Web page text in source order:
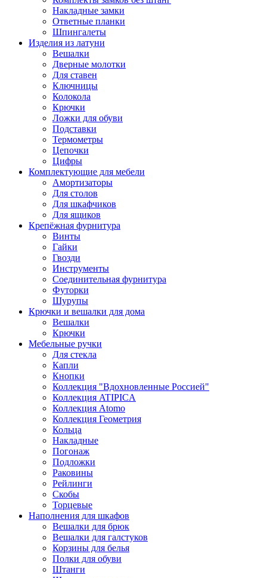
Накладные замки
Ответные планки
Шпингалеты
Изделия из латуни
Вешалки
Дверные молотки
Для ставен
Ключницы
Колокола
Крючки
Ложки для обуви
Подставки
Термометры
Цепочки
Цифры
Комплектующие для мебели
Амортизаторы
Для столов
Для шкафчиков
Для ящиков
Крепёжная фурнитура
Винты
Гайки
Гвозди
Инструменты
Соединительная фурнитура
Футорки
Шурупы
Крючки и вешалки для дома
Вешалки
Крючки
Мебельные ручки
Для стекла
Капли
Кнопки
Коллекция "Вдохновленные Россией"
Коллекция ATIPICA
Коллекция Atomo
Коллекция Геометрия
Кольца
Накладные
Погонаж
Подложки
Раковины
Рейлинги
Скобы
Торцевые
Наполнения для шкафов
Вешалки для брюк
Вешалки для галстуков
Корзины для белья
Полки для обуви
Штанги